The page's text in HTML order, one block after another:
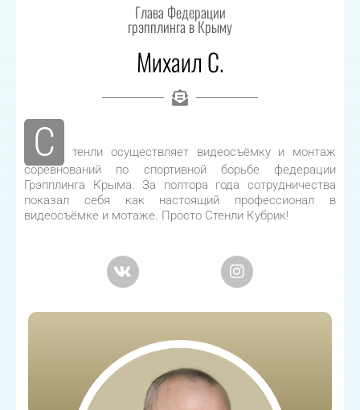
Глава Федерации
грэпплинга в Крыму
Михаил С.
С
тенли осуществляет видеосъёмку и монтаж
соревнований по спортивной борьбе федерации
Грэпплинга Крыма. За полтора года сотрудничества
показал себя как настоящий профессионал в
видеосъёмке и мотаже. Просто Стенли Кубрик!